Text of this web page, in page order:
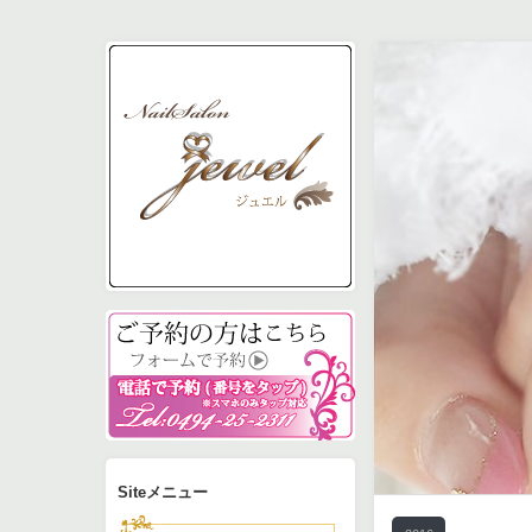
電話0494-25-2311で予
Siteメニュー